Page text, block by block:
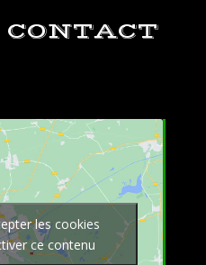
CONTACT
les cookies
ce contenu